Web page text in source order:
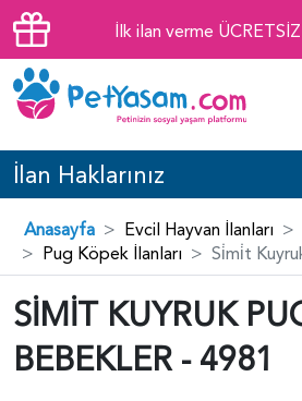
İlk ilan verme ÜCRETSİZ
İlan Haklarınız
Anasayfa Evcil Hayvan İlanları
Pug Köpek İlanları
Si̇mi̇t
SİMİT KUYRUK
BEBEKLER - 4981